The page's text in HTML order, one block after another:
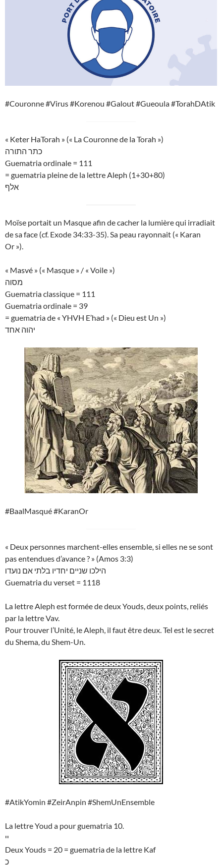
#Couronne #Virus #Korenou #Galout #Gueoula #TorahDAtik
« Keter HaTorah » (« La Couronne de la Torah »)
כתר התורה
Guematria ordinale = 111
= guematria pleine de la lettre Aleph (1+30+80)
אלף
Moïse portait un Masque afin de cacher la lumière qui irradiait
de sa face (cf. Exode 34:33-35). Sa peau rayonnait (« Karan
Or »).
« Masvé » (« Masque » / « Voile »)
מסוה
Guematria classique = 111
Guematria ordinale = 39
= guematria de « YHVH E’had » (« Dieu est Un »)
יהוה אחד
#BaalMasqué #KaranOr
« Deux personnes marchent-elles ensemble, si elles ne se sont
pas entendues d’avance ? » (Amos 3:3)
הילכו שניים יחדיו בלתי אם נועדו
Guematria du verset = 1118
La lettre Aleph est formée de deux Youds, deux points, reliés
par la lettre Vav.
Pour trouver l’Unité, le Aleph, il faut être deux. Tel est le secret
du Shema, du Shem-Un.
#AtikYomin #ZeirAnpin #ShemUnEnsemble
La lettre Youd a pour guematria 10.
יי
Deux Youds = 20 = guematria de la lettre Kaf
כ